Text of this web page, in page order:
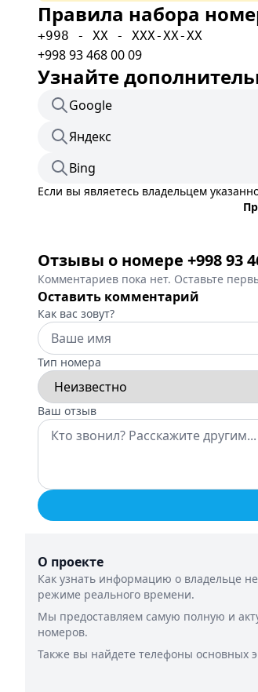
Правила набора
+998 - XX - XXX-XX-XX
+998 93 468 00 09
Узнайте
Google
Яндекс
Bing
Если вы являетесь владельцем
Отзывы о номере +998 93
Комментариев пока нет. Оставьте
Оставить комментарий
Как вас зовут?
Тип номера
Ваш отзыв
О проекте
Как узнать информацию о владельце
режиме реального времени.
Мы предоставляем самую полную и
номеров.
Также вы найдете телефоны